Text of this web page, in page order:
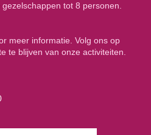
tot 8 personen.
meer informatie. Volg ons op
te blijven van onze activiteiten.